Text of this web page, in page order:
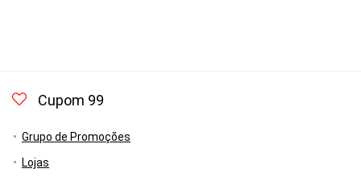
Cupom 99
Grupo de Promoções
Lojas